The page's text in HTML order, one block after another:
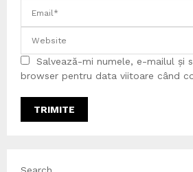
Salvează-mi numele, e-mailul și
browser pentru data viitoare când